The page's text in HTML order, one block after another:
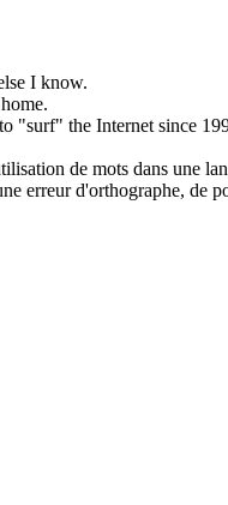
I know.
"surf" the Internet since
de mots dans une
erreur d'orthographe,